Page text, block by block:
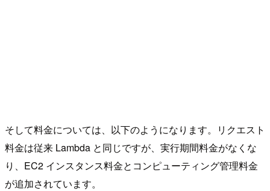
そして料金については、以下のようになります。リクエスト
料金は従来 Lambda と同じですが、実行期間料金がなくな
り、EC2 インスタンス料金とコンピューティング管理料金
が追加されています。